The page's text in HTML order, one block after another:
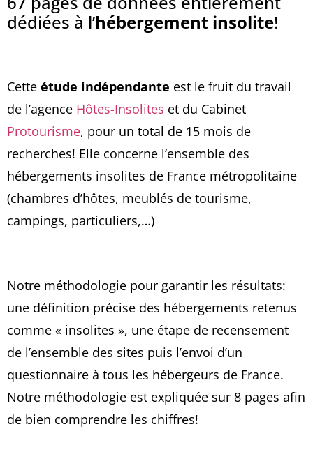
dédiées à l’hébergement insolite!
Cette étude indépendante est le fruit du travail
de l’agence Hôtes-Insolites et du Cabinet
Protourisme, pour un total de 15 mois de
recherches! Elle concerne l’ensemble des
hébergements insolites de France métropolitaine
(chambres d’hôtes, meublés de tourisme,
campings, particuliers,…)
Notre méthodologie pour garantir les résultats:
une définition précise des hébergements retenus
comme « insolites », une étape de recensement
de l’ensemble des sites puis l’envoi d’un
questionnaire à tous les hébergeurs de France.
Notre méthodologie est expliquée sur 8 pages afin
de bien comprendre les chiffres!